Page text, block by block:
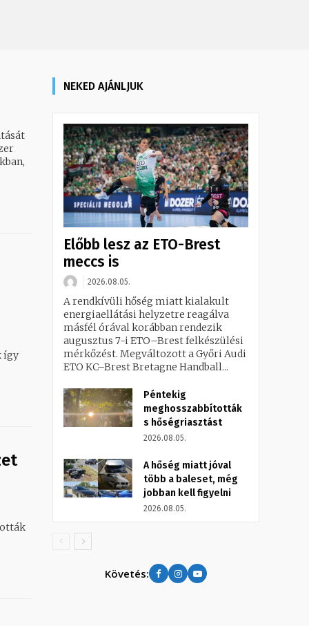
NEKED AJÁNLJUK
Előbb lesz az ETO-Brest
meccs is
2026.08.05.
A rendkívüli hőség miatt kialakult
energiaellátási helyzetre reagálva
másfél órával korábban rendezik
augusztus 7-i ETO–Brest felkészülési
mérkőzést. Megváltozott a Győri Audi
ETO KC–Brest Bretagne Handball...
Péntekig
meghosszabbították
s hőségriasztást
2026.08.05.
A hőség miatt jóval
több a baleset, még
jobban kell figyelni
2026.08.05.
Követés: